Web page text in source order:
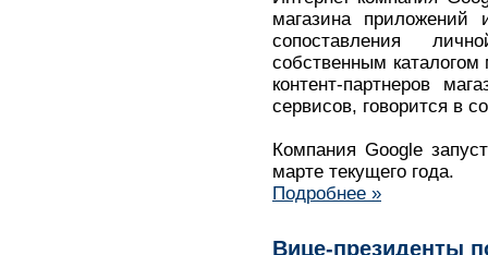
магазина приложений
сопоставления
собственным
контент-партнеров
сервисов, говорится в
Компания Google
марте текущего года.
Подробнее »
Вице-президенты